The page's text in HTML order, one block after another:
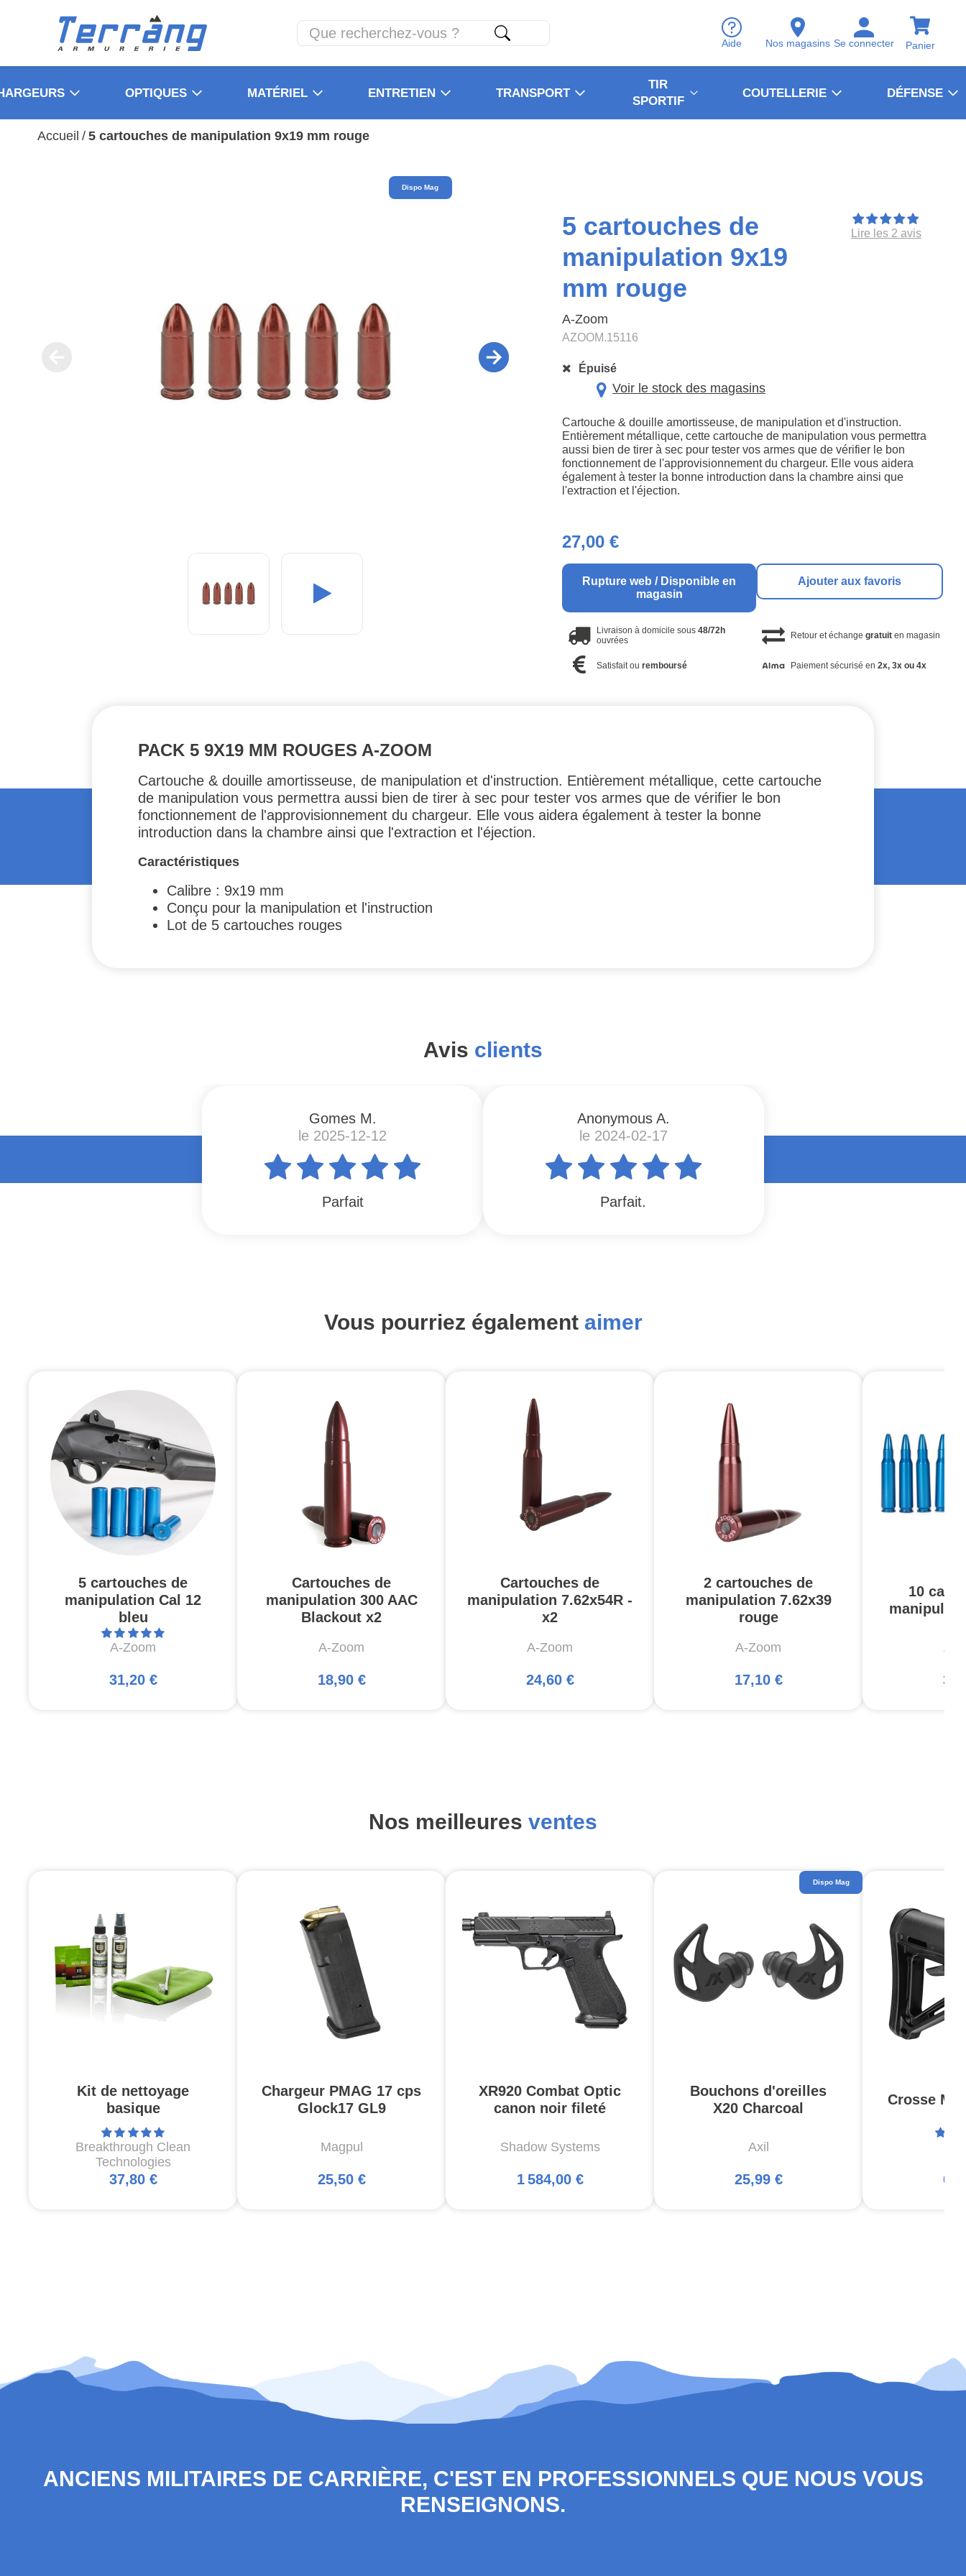
Aide Nos magasins Se connecter Panier
OPTIQUES MATÉRIEL ENTRETIEN TRANSPORT
TIR
SPORTIF
COUTELLERIE DÉFENSE
Accueil / 5 cartouches de manipulation 9x19 mm rouge
Dispo Mag
5 cartouches de
manipulation 9x19
mm rouge
A-Zoom
AZOOM.15116
Lire les 2 avis
Épuisé
Voir le stock des magasins
Cartouche & douille amortisseuse, de manipulation et d'instruction.
Entièrement métallique, cette cartouche de manipulation vous permettra
aussi bien de tirer à sec pour tester vos armes que de vérifier le bon
fonctionnement de l'approvisionnement du chargeur. Elle vous aidera
également à tester la bonne introduction dans la chambre ainsi que
l'extraction et l'éjection.
27,00 €
Rupture web / Disponible en
magasin
Ajouter aux favoris
Livraison à domicile sous48/72h
ouvrées
Retour et échange gratuiten magasin
Satisfait ouremboursé Paiement sécurisé en 2x, 3x ou 4x
PACK 5 9X19 MM ROUGES A-ZOOM
Cartouche & douille amortisseuse, de manipulation et d'instruction. Entièrement métallique, cette cartouche
de manipulation vous permettra aussi bien de tirer à sec pour tester vos armes que de vérifier le bon
fonctionnement de l'approvisionnement du chargeur. Elle vous aidera également à tester la bonne
introduction dans la chambre ainsi que l'extraction et l'éjection.
Caractéristiques
Calibre : 9x19 mm
Conçu pour la manipulation et l'instruction
Lot de 5 cartouches rouges
Avis clients
Gomes M.
le 2025-12-12
Parfait
Anonymous A.
le 2024-02-17
Parfait.
Vous pourriez également aimer
5 cartouches de
manipulation Cal 12
bleu
A-Zoom
31,20 €
Cartouches de
manipulation 300 AAC
Blackout x2
A-Zoom
18,90 €
Cartouches de
manipulation 7.62x54R -
x2
A-Zoom
24,60 €
2 cartouches de
manipulation 7.62x39
rouge
A-Zoom
17,10 €
10
A-
Nos meilleures ventes
Kit de nettoyage
basique
Breakthrough Clean
Technologies
37,80 €
Chargeur PMAG 17 cps
Glock17 GL9
Magpul
25,50 €
XR920 Combat Optic
canon noir fileté
Shadow Systems
1 584,00 €
Bouchons d'oreilles
X20 Charcoal
Axil
25,99 €
Dispo Mag
Crosse
ANCIENS MILITAIRES DE CARRIÈRE, C'EST EN PROFESSIONNELS QUE NOUS VOUS
RENSEIGNONS.